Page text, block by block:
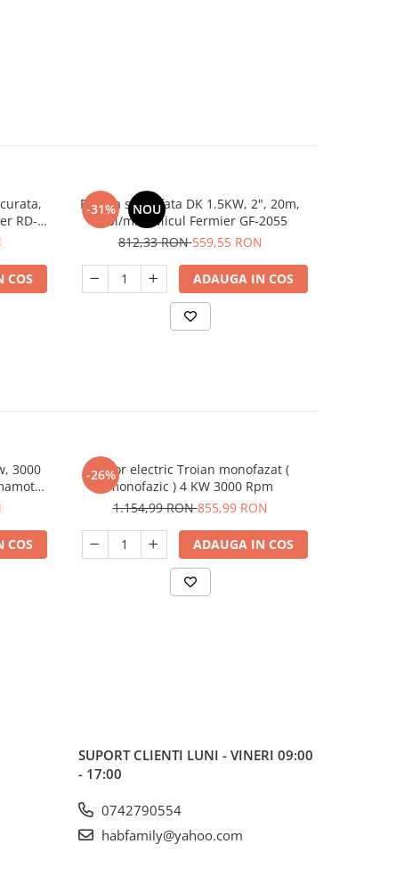
RD-
COS
-31% NOU
Pompa suprafata DK 1.5KW, 2", 20m,
360l/min, Micul Fermier GF-2055
812,33 RON559,55 RON
ADAUGA IN COS
3000
COS
-26%
Motor electric Troian monofazat (
monofazic ) 4 KW 3000 Rpm
1.154,99 RON855,99 RON
ADAUGA IN COS
SUPORT CLIENTI LUNI - VINERI 09:00
- 17:00
0742790554
habfamily@yahoo.com